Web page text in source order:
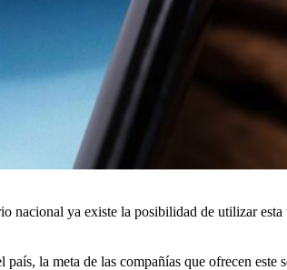
nacional ya existe la posibilidad de utilizar
la meta de las compañías que ofrecen este